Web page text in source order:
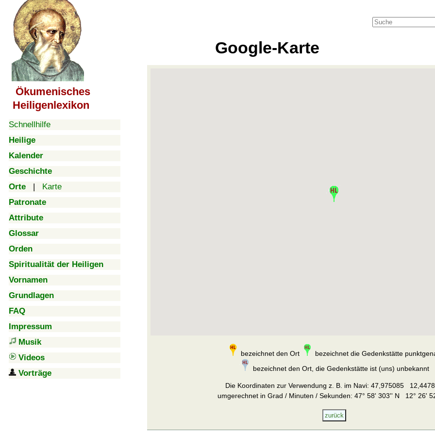
Ökumenisches
Heiligenlexikon
Schnellhilfe
Heilige
Kalender
Geschichte
Orte | Karte
Patronate
Attribute
Glossar
Orden
Spiritualität der Heiligen
Vornamen
Grundlagen
FAQ
Impressum
Musik
Videos
Vorträge
Google-Karte
bezeichnet den Ort
bezeichnet die Gedenkstätte
bezeichnet den Ort, die Gedenkstätte ist (uns) unbekannt
Die Koordinaten zur Verwendung z. B. im Navi: 47,975085
umgerechnet in Grad / Minuten / Sekunden: 47° 58' 303'' N 12° 26'